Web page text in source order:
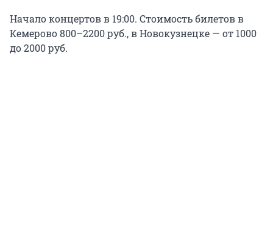
Начало концертов в 19:00. Стоимость билетов в
Кемерово 800–2200 руб., в Новокузнецке — от 1000
до 2000 руб.